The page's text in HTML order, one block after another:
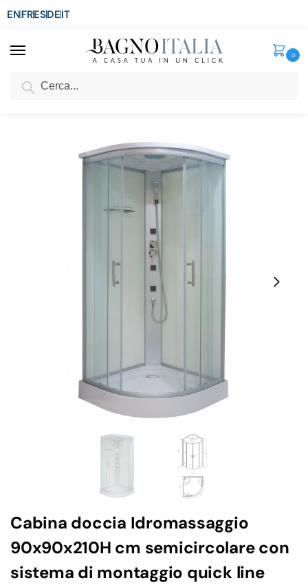
ENFRESDEIT
0
SCONTO del 3%
Cabina doccia Idromassaggio
90x90x210H cm semicircolare con
sistema di montaggio quick line